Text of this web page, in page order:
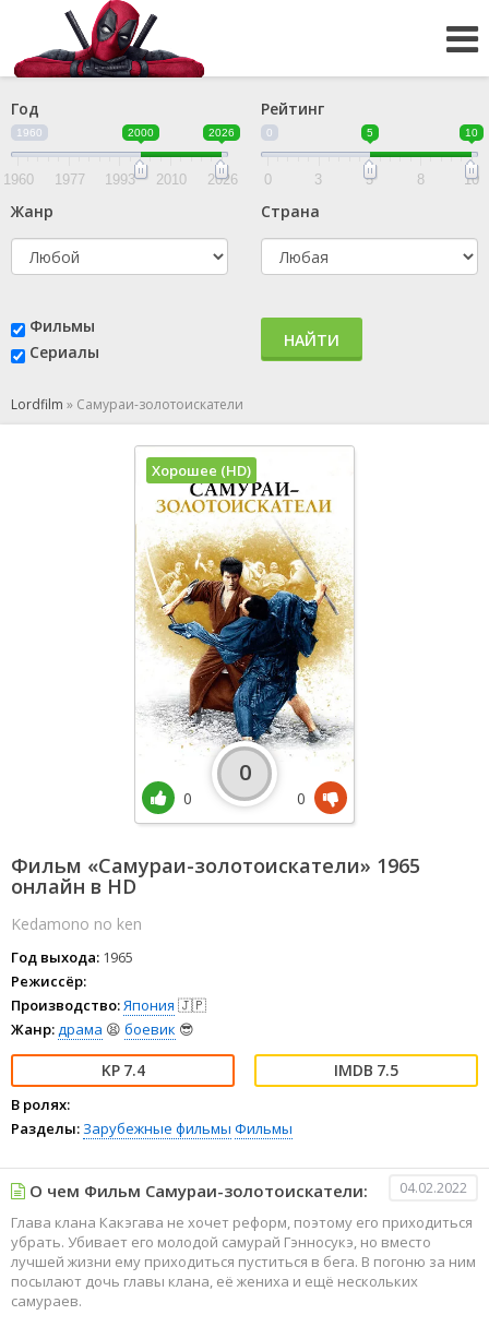
Год
1960 2000 2026
1960 1977 1993 2010 2026
Рейтинг
0 5 10
0 3 5 8 10
Жанр Страна
Фильмы
Сериалы
НАЙТИ
Lordfilm » Самураи-золотоискатели
Фильм «Самураи-золотоискатели» 1965
онлайн в HD
Kedamono no ken
Год выхода: 1965
Режиссёр:
Производство:Япония 🇯🇵
Жанр:драма 😫 боевик 😎
7.4 7.5
В ролях:
Разделы: Зарубежные фильмы Фильмы
Хорошее (HD)
0
0
0
О чем Фильм Самураи-золотоискатели: 04.02.2022
Глава клана Какэгава не хочет реформ, поэтому его приходиться
убрать. Убивает его молодой самурай Гэнносукэ, но вместо
лучшей жизни ему приходиться пуститься в бега. В погоню за ним
посылают дочь главы клана, её жениха и ещё нескольких
самураев.